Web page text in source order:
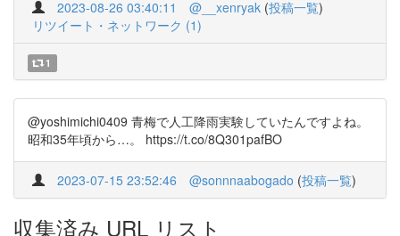
2023-08-26 03:40:11 @__xenryak (投稿一覧)
リツイート・ネットワーク (1)
1
@yoshimichi0409 青梅で人工降雨実験していたんですよね。
昭和35年頃から…。 https://t.co/8Q301pafBO
2023-07-15 23:52:46 @sonnnaabogado (投稿一覧)
収集済み URL リスト